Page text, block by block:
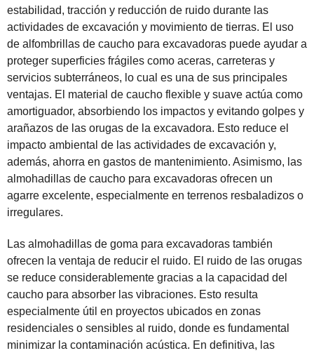
estabilidad, tracción y reducción de ruido durante las
actividades de excavación y movimiento de tierras. El uso
de alfombrillas de caucho para excavadoras puede ayudar a
proteger superficies frágiles como aceras, carreteras y
servicios subterráneos, lo cual es una de sus principales
ventajas. El material de caucho flexible y suave actúa como
amortiguador, absorbiendo los impactos y evitando golpes y
arañazos de las orugas de la excavadora. Esto reduce el
impacto ambiental de las actividades de excavación y,
además, ahorra en gastos de mantenimiento. Asimismo, las
almohadillas de caucho para excavadoras ofrecen un
agarre excelente, especialmente en terrenos resbaladizos o
irregulares.
Las almohadillas de goma para excavadoras también
ofrecen la ventaja de reducir el ruido. El ruido de las orugas
se reduce considerablemente gracias a la capacidad del
caucho para absorber las vibraciones. Esto resulta
especialmente útil en proyectos ubicados en zonas
residenciales o sensibles al ruido, donde es fundamental
minimizar la contaminación acústica. En definitiva, las